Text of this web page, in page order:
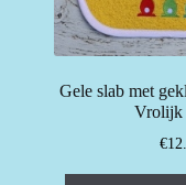
Gele slab met
Vrolijk
€